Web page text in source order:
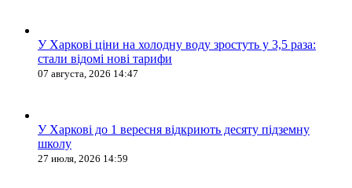
У Харкові ціни на холодну воду зростуть у 3,5 раза:
стали відомі нові тарифи
07 августа, 2026 14:47
У Харкові до 1 вересня відкриють десяту підземну
школу
27 июля, 2026 14:59